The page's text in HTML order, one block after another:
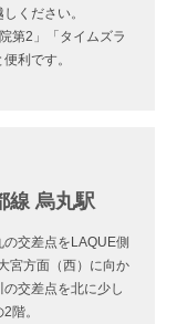
ください。
第2」「タイムズラ
利です。
線 烏丸駅
交差点をLAQUE側
宮方面（西）に向か
交差点を北に少し
階。